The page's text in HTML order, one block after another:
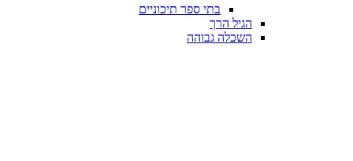
בתי ספר תיכוניים
הגיל הרך
השכלה גבוהה